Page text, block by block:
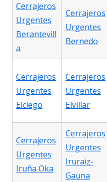
Cerrajeros
Urgentes
Berantevill
a
Cerrajeros
Urgentes
Bernedo
Cerrajeros
Urgentes
Elciego
Cerrajeros
Urgentes
Elvillar
Cerrajeros
Urgentes
Iruña Oka
Cerrajeros
Urgentes
Iruraiz-
Gauna